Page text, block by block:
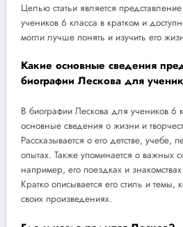
Целью статьи является
учеников 6 класса в кратком и
могли лучше понять и изучить его
Какие основные сведения
биографии Лескова для
В биографии Лескова для учеников 6
основные сведения о жизни и
Рассказывается о его детстве, учебе,
опытах. Также упоминается о важных
например, его поездках и
Кратко описывается его стиль и
своих произведениях.